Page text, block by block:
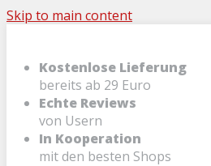
Skip to main content
Kostenlose Lieferung
bereits ab 29 Euro
Echte Reviews
von Usern
In Kooperation
mit den besten Shops